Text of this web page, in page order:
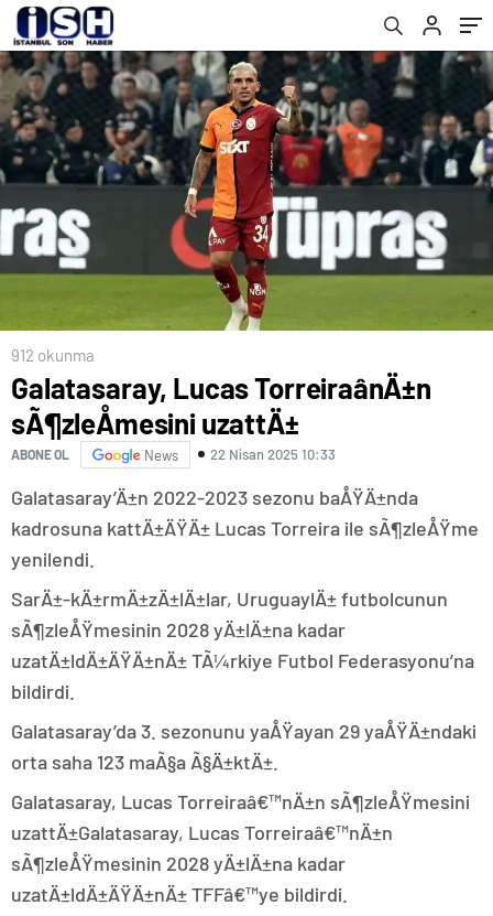
912 okunma
Galatasaray, Lucas TorreiraânÄ±n
sÃ¶zleÅmesini uzattÄ±
ABONE OL News 22 Nisan 2025 10:33
Galatasaray’Ä±n 2022-2023 sezonu baÅŸÄ±nda
kadrosuna kattÄ±ÄŸÄ± Lucas Torreira ile sÃ¶zleÅŸme
yenilendi.
SarÄ±-kÄ±rmÄ±zÄ±lÄ±lar, UruguaylÄ± futbolcunun
sÃ¶zleÅŸmesinin 2028 yÄ±lÄ±na kadar
uzatÄ±ldÄ±ÄŸÄ±nÄ± TÃ¼rkiye Futbol Federasyonu’na
bildirdi.
Galatasaray’da 3. sezonunu yaÅŸayan 29 yaÅŸÄ±ndaki
orta saha 123 maÃ§a Ã§Ä±ktÄ±.
Galatasaray, Lucas Torreiraâ€™nÄ±n sÃ¶zleÅŸmesini
uzattÄ±Galatasaray, Lucas Torreiraâ€™nÄ±n
sÃ¶zleÅŸmesinin 2028 yÄ±lÄ±na kadar
uzatÄ±ldÄ±ÄŸÄ±nÄ± TFFâ€™ye bildirdi.